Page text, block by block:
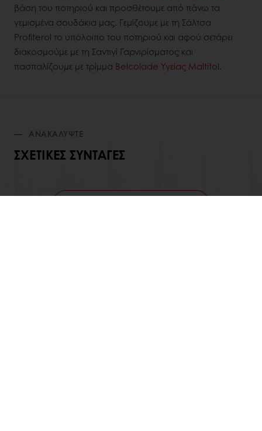
βάση του ποτηριού και προσθέτουμε από πάνω τα
γεμισμένα σουδάκια μας. Γεμίζουμε με τη Σάλτσα
Profiterol το υπόλοιπο του ποτηριού και αφού σετάρει
διακοσμούμε με τη Σαντιγί Γαρνιρίσματος και
πασπαλίζουμε με τρίμμα Belcolade Υγείας Maltitol.
ΑΝΑΚΑΛΎΨΤΕ
ΣΧΕΤΙΚΈΣ ΣΥΝΤΑΓΈΣ